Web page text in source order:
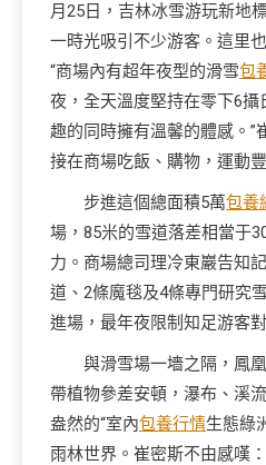
月25日，吉林冰雪游玩新地
一時光吸引不少游客。這里
“商場內有超年夜型的滑雪包
夜，全天溫度堅持在零下6
趣的同時擁有溫馨的體感。”
接在商場吃飯、購物，運動
步進這個總面積5萬包養
場，85米的雪道落差相當于
力。商場總司理冷東巖告知
道、2條魔毯及4條專門研究
進場，最年夜限制知足游客
與滑雪場一墻之隔，鳳
帶植物參差安頓，瀑布、溪
盎然的“室內包養行情生態綠
雨林世界。崔密斯不由感嘆